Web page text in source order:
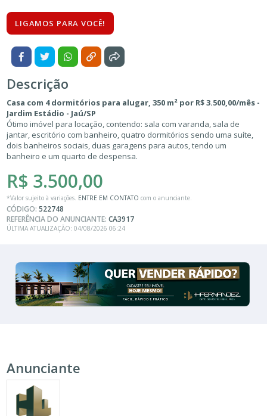
LIGAMOS PARA VOCÊ!
Descrição
Casa com 4 dormitórios para alugar, 350 m² por R$ 3.500,00/mês -
Jardim Estádio - Jaú/SP
Ótimo imóvel para locação, contendo: sala com varanda, sala de
jantar, escritório com banheiro, quatro dormitórios sendo uma suíte,
dois banheiros sociais, duas garagens para autos, tendo um
banheiro e um quarto de despensa.
R$ 3.500,00
*Valor sujeito à variações. ENTRE EM CONTATO com o anunciante.
CÓDIGO:522748
REFERÊNCIA DO ANUNCIANTE:CA3917
ÚLTIMA ATUALIZAÇÃO: 04/08/2026 06:24
Anunciante